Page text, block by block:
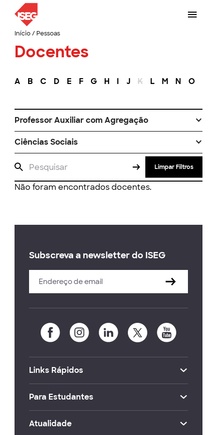
Início/ Pessoas
Docentes
A B C D E F G H I J K L M N O
Professor Auxiliar com Agregação
Ciências Sociais
Limpar Filtros
Não foram encontrados docentes.
Subscreva a newsletter do ISEG
Links Rápidos
Para Estudantes
Atualidade